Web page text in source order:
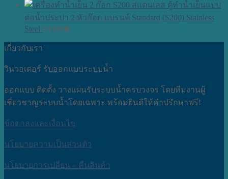
ตู้ทำน้ำเย็นแบบ
ต่อน้ำประปา 2 หัวก๊อก แบรนด์ Standard (S200) Stainless
Steel 14,900฿
เกี่ยวกับเรา
วินวอเตอร์ รับออกแบบระบบน้ำ
ออกแบบ ติดตั้ง วางแผนรับระบบน้ำครบวงจร โดยทีมงานผู้
เชี่ยวชาญระบบน้ำโดยเฉพาะ พร้อมยินดีให้คำปรึกษาฟรี!
ข้อตกลงและเงื่อนไข
นโยบายความเป็นส่วนตัว
นโยบายการเปลี่ยน – คืนสินค้า